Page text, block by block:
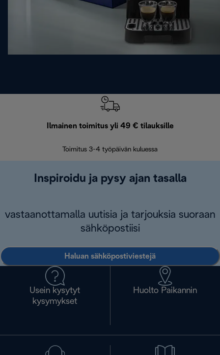
Ilmainen toimitus yli 49 € tilauksille
Toimitus 3-4 työpäivän kuluessa
Inspiroidu ja pysy ajan tasalla
vastaanottamalla uutisia ja tarjouksia suoraan
sähköpostiisi
Haluan sähköpostiviestejä
Usein kysytyt
kysymykset
Huolto Paikannin